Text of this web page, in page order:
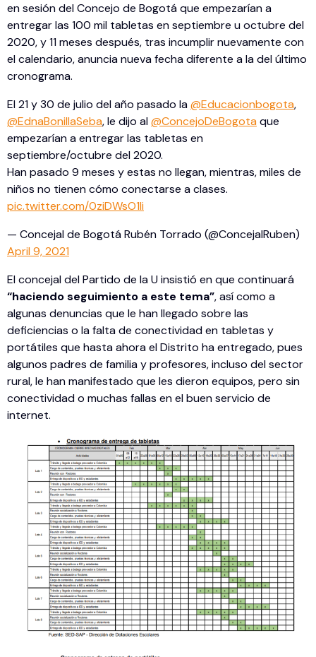
en sesión del Concejo de Bogotá que empezarían a
entregar las 100 mil tabletas en septiembre u octubre del
2020, y 11 meses después, tras incumplir nuevamente con
el calendario, anuncia nueva fecha diferente a la del último
cronograma.
El 21 y 30 de julio del año pasado la@Educacionbogota,
@EdnaBonillaSeba, le dijo al@ConcejoDeBogota que
empezarían a entregar las tabletas en
septiembre/octubre del 2020.
Han pasado 9 meses y estas no llegan, mientras, miles de
niños no tienen cómo conectarse a clases.
pic.twitter.com/0ziDWsO1Ii
— Concejal de Bogotá Rubén Torrado (@ConcejalRuben)
April 9, 2021
El concejal del Partido de la U insistió en que continuará
“haciendo seguimiento a este tema”, así como a
algunas denuncias que le han llegado sobre las
deficiencias o la falta de conectividad en tabletas y
portátiles que hasta ahora el Distrito ha entregado, pues
algunos padres de familia y profesores, incluso del sector
rural, le han manifestado que les dieron equipos, pero sin
conectividad o muchas fallas en el buen servicio de
internet.